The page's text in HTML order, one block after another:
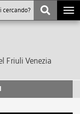
Friuli Venezia